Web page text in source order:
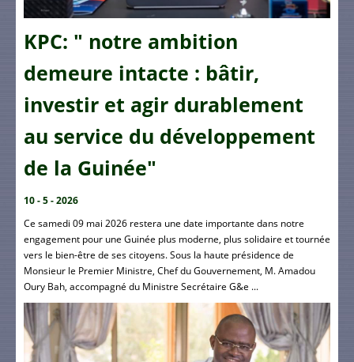
KPC: " notre ambition
demeure intacte : bâtir,
investir et agir durablement
au service du développement
de la Guinée"
10 - 5 - 2026
Ce samedi 09 mai 2026 restera une date importante dans notre
engagement pour une Guinée plus moderne, plus solidaire et tournée
vers le bien-être de ses citoyens. Sous la haute présidence de
Monsieur le Premier Ministre, Chef du Gouvernement, M. Amadou
Oury Bah, accompagné du Ministre Secrétaire G&e ...